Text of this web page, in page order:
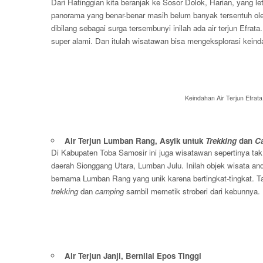
panorama yang benar-benar masih belum banyak tersentuh
dibilang sebagai surga tersembunyi inilah ada air terjun
super alami. Dan itulah wisatawan bisa mengeksplorasi
Keindahan Air Terjun
Air Terjun Lumban Rang, Asyik untuk Trekking dan
Di Kabupaten Toba Samosir ini juga wisatawan sepertinya
daerah Sionggang Utara, Lumban Julu. Inilah objek wisata
bernama Lumban Rang yang unik karena bertingkat-tingkat.
trekkingdan campingsambil memetik stroberi dari kebunnya.
Air Terjun Janji, Bernilai Epos Tinggi